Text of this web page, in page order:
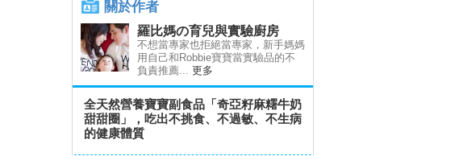
關於作者
羅比媽の育兒與實驗廚房
不想當專家也拒絕當專家，新手媽媽
用自己和Robbie寶寶當實驗品的不
負責推薦... 更多
全天然營養寶寶副食品「奇亞籽麻糬牛奶
甜甜圈」，吃出不挑食、不過敏、不生病
的健康體質